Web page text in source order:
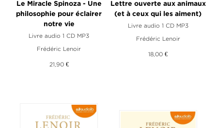
Le Miracle Spinoza - Une
philosophie pour éclairer
notre vie
Livre audio 1 CD MP3
Frédéric Lenoir
21,90 €
Lettre ouverte aux animaux
(et à ceux qui les aiment)
Livre audio 1 CD MP3
Frédéric Lenoir
18,00 €